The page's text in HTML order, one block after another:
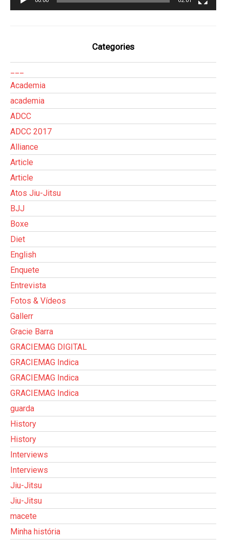
Categories
Academia
academia
ADCC
ADCC 2017
Alliance
Article
Article
Atos Jiu-Jitsu
BJJ
Boxe
Diet
English
Enquete
Entrevista
Fotos & Vídeos
Gallerr
Gracie Barra
GRACIEMAG DIGITAL
GRACIEMAG Indica
GRACIEMAG Indica
GRACIEMAG Indica
guarda
History
History
Interviews
Interviews
Jiu-Jitsu
Jiu-Jitsu
macete
Minha história